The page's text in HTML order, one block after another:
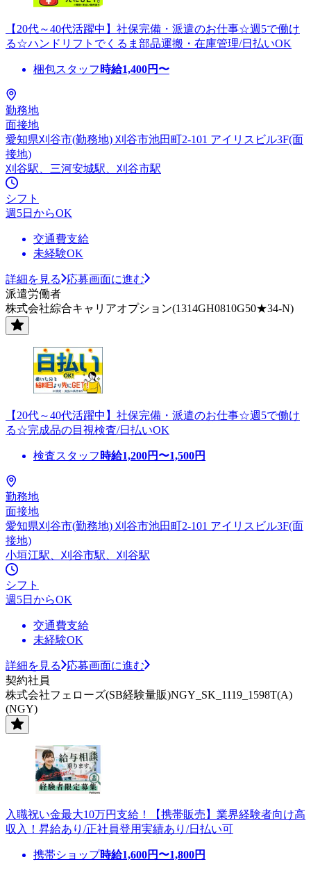
【20代～40代活躍中】社保完備・派遣のお仕事☆週5で働け
る☆ハンドリフトでくるま部品運搬・在庫管理/日払いOK
梱包スタッフ 時給1,400円〜
勤務地
面接地
愛知県刈谷市(勤務地) 刈谷市池田町2-101 アイリスビル3F(面
接地)
刈谷駅、三河安城駅、刈谷市駅
シフト
週5日からOK
交通費支給
未経験OK
詳細を見る
応募画面に進む
派遣労働者
株式会社綜合キャリアオプション(1314GH0810G50★34-N)
【20代～40代活躍中】社保完備・派遣のお仕事☆週5で働け
る☆完成品の目視検査/日払いOK
検査スタッフ 時給1,200円〜1,500円
勤務地
面接地
愛知県刈谷市(勤務地) 刈谷市池田町2-101 アイリスビル3F(面
接地)
小垣江駅、刈谷市駅、刈谷駅
シフト
週5日からOK
交通費支給
未経験OK
詳細を見る
応募画面に進む
契約社員
株式会社フェローズ(SB経験量販)NGY_SK_1119_1598T(A)
(NGY)
入職祝い金最大10万円支給！【携帯販売】業界経験者向け高
収入！昇給あり/正社員登用実績あり/日払い可
携帯ショップ時給1,600円〜1,800円